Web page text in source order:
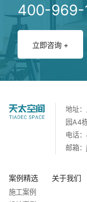
400-969-
立即咨询 +
地址
园A4
电话
邮箱：
案例精选
施工案例
关于我们